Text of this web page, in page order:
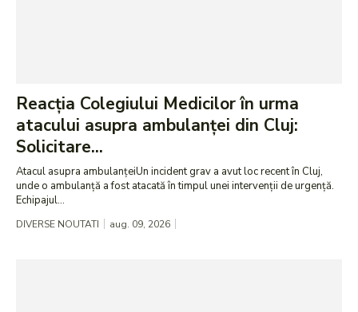
Reacția Colegiului Medicilor în urma
atacului asupra ambulanței din Cluj:
Solicitare...
Atacul asupra ambulanțeiUn incident grav a avut loc recent în Cluj,
unde o ambulanță a fost atacată în timpul unei intervenții de urgență.
Echipajul...
DIVERSE NOUTATI aug. 09, 2026